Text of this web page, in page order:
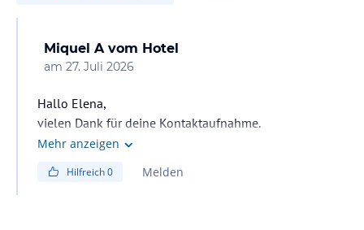
Miquel A vom Hotel
am 27. Juli 2026
Hallo Elena,
vielen Dank für deine Kontaktaufnahme.
Ja, jeden Tag, sowohl vormittags als auch nachmittags,
Um 20:30 Uhr findet täglich eine Minidisco statt, und
Mehr anzeigen
Hilfreich0 Melden